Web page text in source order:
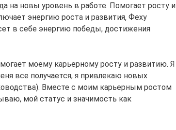
на новы уровень в работе. Помогает росту и
энергию роста и развития, Феху
в себе энергию победы, достижения
моему карьерному росту и развитию. Я
все получается, я привлекаю новых
Вместе с моим карьерным ростом
мой статус и значимость как